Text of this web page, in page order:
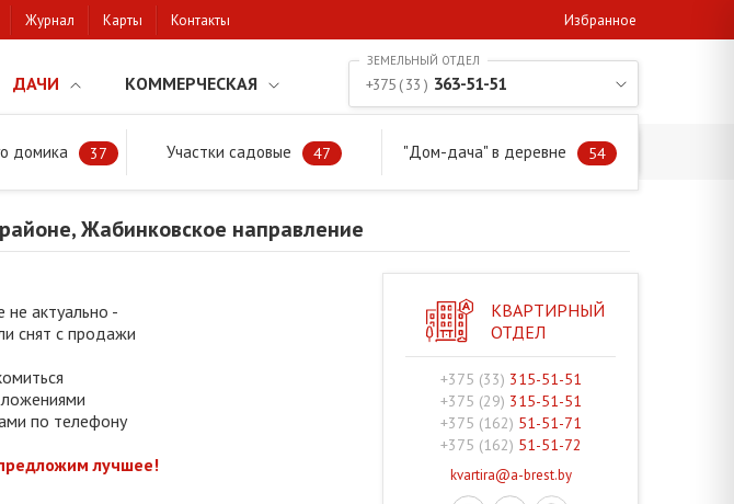
Журнал Карты Контакты Избранное
ДАЧИ КОММЕРЧЕСКАЯ
домика 37 Участки садовые 47 "Дом-дача" в деревне 54
+375 ( 33 ) 363-51-51
районе, Жабинковское направление
Жабинковское направление
актуально -
снят с продажи
по телефону
лучшее!
КВАРТИРНЫЙ
ОТДЕЛ
+375 (33) 315-51-51
+375 (29) 315-51-51
+375 (162) 51-51-71
+375 (162) 51-51-72
kvartira@a-brest.by